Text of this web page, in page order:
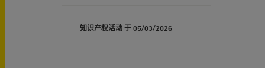
知识产权活动 于 05/03/2026